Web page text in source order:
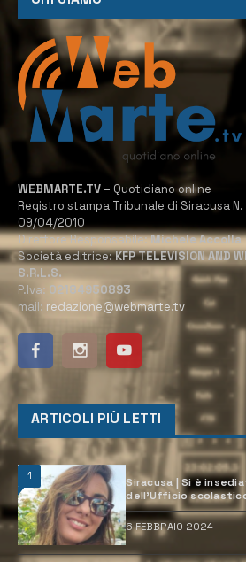
WEBMARTE.TV – Quotidiano online
Registro stampa Tribunale di Siracusa N.
09/04/2010
Direttore Responsabile:Michele Accolla
Società editrice:KFP TELEVISION AND
S.R.L.S.
P.Iva: 02184950893
mail: redazione@webmarte.tv
ARTICOLI PIÙ LETTI
1
Siracusa | Si è
dell’Ufficio
6 FEBBRAIO 2024